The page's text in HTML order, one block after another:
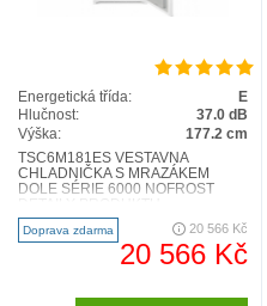
Energetická třída:
E
Hlučnost:
37.0 dB
Výška:
177.2 cm
TSC6M181ES VESTAVNÁ
CHLADNIČKA S MRAZÁKEM
DOLE SÉRIE 6000 NOFROST
Kombinovaná chladnička 6000
TwinTech® No Frost , zachovává
Doprava zdarma 20 566 Kč
20 566 Kč